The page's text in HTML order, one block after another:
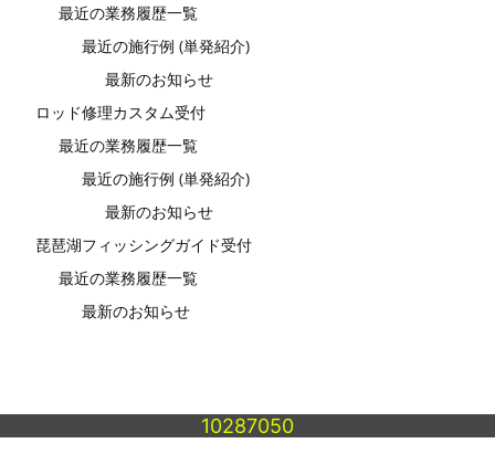
最近の業務履歴一覧
最近の施行例 (単発紹介)
最新のお知らせ
ロッド修理カスタム受付
最近の業務履歴一覧
最近の施行例 (単発紹介)
最新のお知らせ
琵琶湖フィッシングガイド受付
最近の業務履歴一覧
最新のお知らせ
10287050